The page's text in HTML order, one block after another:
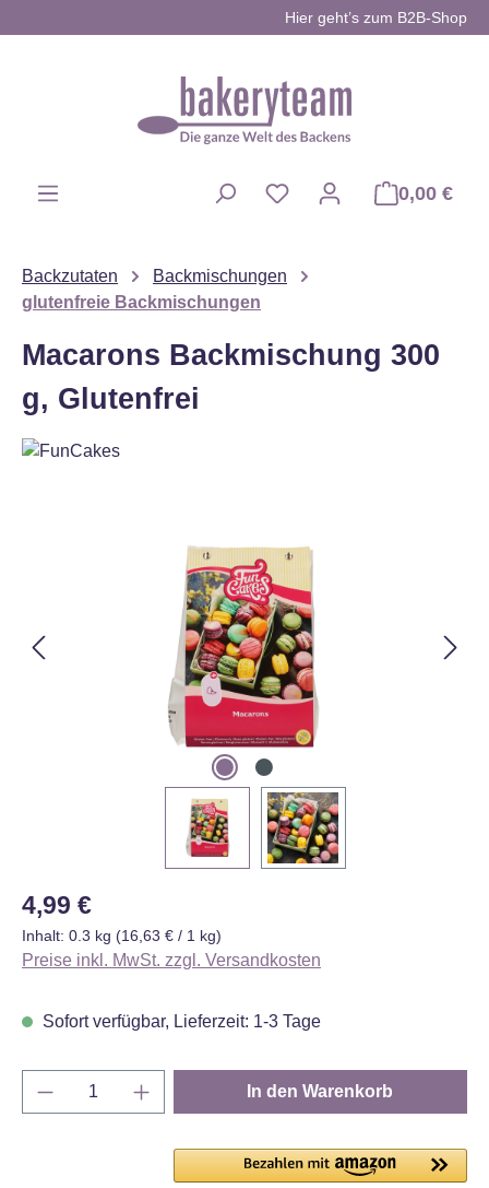
Hier geht’s zum B2B-Shop
0,00 €
Backzutaten
Backmischungen
glutenfreie Backmischungen
Macarons Backmischung 300
g, Glutenfrei
Regulärer Preis:
4,99 €
Inhalt: 0.3 kg (16,63 € / 1 kg)
Preise inkl. MwSt. zzgl. Versandkosten
Sofort verfügbar, Lieferzeit: 1-3 Tage
Produkt Anzahl: Gib den gewünschten
In den Warenkorb